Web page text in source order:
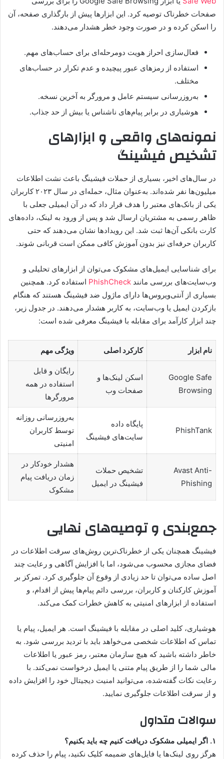
صفحات خطرناک توصیه کرد. این ابزارها پیش از بارگذاری صفحه، آن
را اسکن کرده و در صورت وجود خطر هشدار می‌دهند.
فعال‌سازی احراز هویت دومرحله‌ای برای حساب‌های مهم.
استفاده از رمزهای عبور پیچیده و عدم تکرار در حساب‌های
مختلف.
به‌روزرسانی سیستم عامل و مرورگر به آخرین نسخه.
هوشیاری در برابر پیام‌های ناشناس یا بیش از حد جذاب.
نمونه‌های واقعی و ابزارهای
تشخیص فیشینگ
در سال‌های اخیر، بسیاری از حملات فیشینگ باعث نشت اطلاعات
میلیون‌ها نفر شده‌اند. به‌عنوان مثال، حمله‌ای در سال ۲۰۲۳ کاربران
یکی از بانک‌های معتبر را هدف قرار داد که در آن ایمیلی جعلی با
ظاهر رسمی به مشتریان ارسال شد و پس از ورود به لینک، داده‌های
کارت بانکی آن‌ها ثبت شد. این رویدادها نشان می‌دهند که حتی
کاربران حرفه‌ای نیز بدون آموزش کافی ممکن است قربانی شوند.
برای شناسایی ایمیل‌های مشکوک می‌توان از ابزارهای تحلیلی و
وب‌سایت‌های بررسی مانند PhishCheck استفاده کرد. همچنین
بسیاری از آنتی‌ویروس‌ها دارای ماژول ضد فیشینگ هستند که هنگام
بازکردن ایمیل یا وب‌سایت، به کاربر هشدار می‌دهند. در جدول زیر،
چند ابزار کارآمد برای مقابله با فیشینگ معرفی شده است:
نام ابزار کارکرد اصلی ویژگی مهم
Google Safe
Browsing
اسکن لینک‌ها و
صفحات وب
رایگان و قابل
استفاده در همه
مرورگرها
PhishTank
پایگاه داده
سایت‌های فیشینگ
به‌روزرسانی روزانه
توسط کاربران
امنیتی
Avast Anti-
Phishing
تشخیص حملات
فیشینگ در ایمیل
هشدار خودکار در
زمان دریافت پیام
مشکوک
جمع‌بندی و توصیه‌های نهایی
فیشینگ همچنان یکی از خطرناک‌ترین روش‌های سرقت اطلاعات در
فضای مجازی محسوب می‌شود، اما با افزایش آگاهی و رعایت چند
اصل ساده می‌توان تا حد زیادی از وقوع آن جلوگیری کرد. تمرکز بر
آموزش کارکنان و کاربران، بررسی دائم پیام‌ها پیش از اقدام، و
استفاده از ابزارهای امنیتی به کاهش خطرات کمک می‌کند.
هوشیاری، کلید اصلی در مقابله با فیشینگ است. هر ایمیل، پیام یا
تماس که اطلاعات شخصی می‌خواهد باید با تردید بررسی شود. به
خاطر داشته باشید که هیچ سازمان معتبر، رمز عبور یا اطلاعات
مالی شما را از طریق پیام متنی یا ایمیل درخواست نمی‌کند. با
رعایت نکات گفته‌شده، می‌توانید امنیت دیجیتال خود را افزایش داده
و از سرقت اطلاعات جلوگیری نمایید.
سوالات متداول
۱. اگر ایمیلی مشکوک دریافت کنیم چه باید بکنیم؟
هرگز روی لینک‌ها یا فایل‌های ضمیمه کلیک نکنید، پیام را حذف کرده